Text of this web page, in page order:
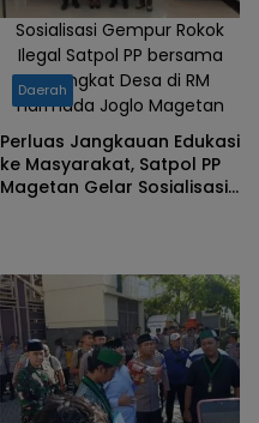
Sosialisasi Gempur Rokok
Ilegal Satpol PP bersama
Perangkat Desa di RM
Harmada Joglo Magetan
Daerah
Perluas Jangkauan Edukasi
ke Masyarakat, Satpol PP
Magetan Gelar Sosialisasi